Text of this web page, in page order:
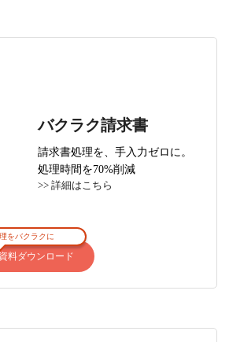
バクラク請求書
請求書処理を、手入力ゼロに。
処理時間を70%削減
>> 詳細はこちら
をバクラクに
料ダウンロード